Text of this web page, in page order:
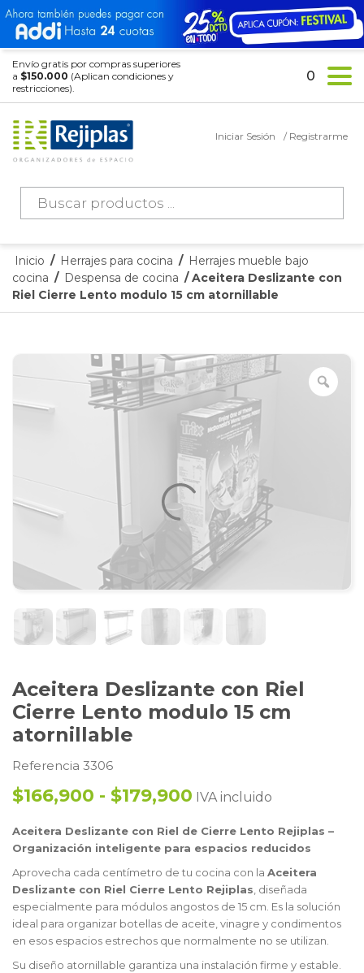
Envío gratis por compras superiores
a $150.000 (Aplican condiciones y
restricciones).
Búsqueda
productos
Iniciar Sesión / Registrarme
0
Inicio / Herrajes para cocina / Herrajes mueble bajo
cocina / Despensa de cocina / Aceitera Deslizante con
Riel Cierre Lento modulo 15 cm atornillable
Aceitera Deslizante con Riel
Cierre Lento modulo 15 cm
atornillable
Referencia 3306
$166,900 - $179,900 IVA incluido
Aceitera Deslizante con Riel de Cierre Lento Rejiplas –
Organización inteligente para espacios reducidos
Aprovecha cada centímetro de tu cocina con la Aceitera
Deslizante con Riel Cierre Lento Rejiplas, diseñada
especialmente para módulos angostos de 15 cm. Es la solución
ideal para organizar botellas de aceite, vinagre y condimentos
en esos espacios estrechos que normalmente no se utilizan.
Su diseño atornillable garantiza una instalación firme y estable.